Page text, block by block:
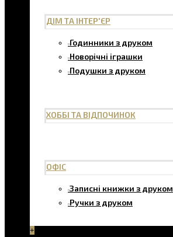
ДІМ ТА ІНТЕР'ЄР
Годинники з друком
Новорічні іграшки
Подушки з друком
ХОББІ ТА ВІДПОЧИНОК
ОФІС
Записні книжки з друком
Ручки з друком
+